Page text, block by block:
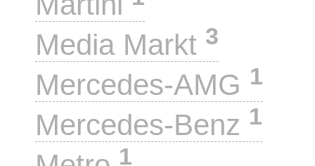
Media Markt 3
Mercedes-AMG 1
Mercedes-Benz 1
1